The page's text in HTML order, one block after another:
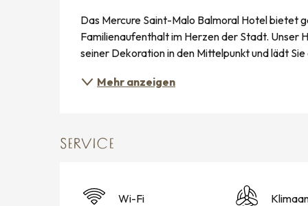
Das Mercure Saint-Malo Balmoral Hotel bietet
Familienaufenthalt im Herzen der Stadt. Unser
seiner Dekoration in den Mittelpunkt und lädt
Mehr anzeigen
SERVICE
Wi-Fi